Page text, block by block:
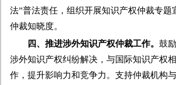
法”普法责任，组织开展知识产权仲裁专题
仲裁知晓度。
四、推进涉外知识产权仲裁工作。 鼓
涉外知识产权纠纷解决，与国际知识产权
作，提升影响力和竞争力。支持仲裁机构